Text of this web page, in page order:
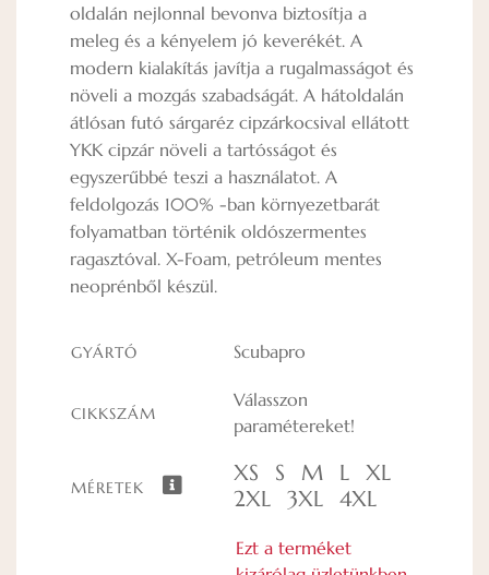
oldalán nejlonnal bevonva biztosítja a
meleg és a kényelem jó keverékét. A
modern kialakítás javítja a rugalmasságot és
növeli a mozgás szabadságát. A hátoldalán
átlósan futó sárgaréz cipzárkocsival ellátott
YKK cipzár növeli a tartósságot és
egyszerűbbé teszi a használatot. A
feldolgozás 100% -ban környezetbarát
folyamatban történik oldószermentes
ragasztóval. X-Foam, petróleum mentes
neoprénből készül.
GYÁRTÓ Scubapro
CIKKSZÁM
Válasszon
paramétereket!
MÉRETEK
XS S M L XL
2XL 3XL 4XL
Ezt a terméket